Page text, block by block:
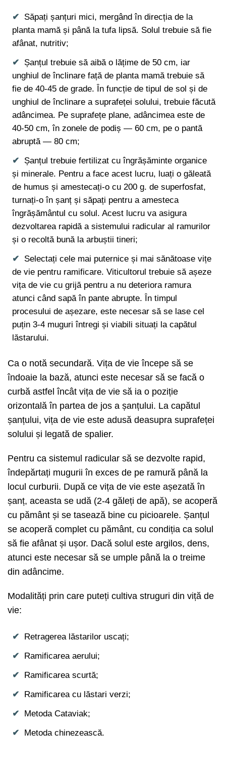
Săpați șanțuri mici, mergând în direcția de la
planta mamă și până la tufa lipsă. Solul trebuie să fie
afânat, nutritiv;
Șanțul trebuie să aibă o lățime de 50 cm, iar
unghiul de înclinare față de planta mamă trebuie să
fie de 40-45 de grade. În funcție de tipul de sol și de
unghiul de înclinare a suprafeței solului, trebuie făcută
adâncimea. Pe suprafețe plane, adâncimea este de
40-50 cm, în zonele de podiș — 60 cm, pe o pantă
abruptă — 80 cm;
Șanțul trebuie fertilizat cu îngrășăminte organice
și minerale. Pentru a face acest lucru, luați o găleată
de humus și amestecați-o cu 200 g. de superfosfat,
turnați-o în șanț și săpați pentru a amesteca
îngrășământul cu solul. Acest lucru va asigura
dezvoltarea rapidă a sistemului radicular al ramurilor
și o recoltă bună la arbuștii tineri;
Selectați cele mai puternice și mai sănătoase vițe
de vie pentru ramificare. Viticultorul trebuie să așeze
vița de vie cu grijă pentru a nu deteriora ramura
atunci când sapă în pante abrupte. În timpul
procesului de așezare, este necesar să se lase cel
puțin 3-4 muguri întregi și viabili situați la capătul
lăstarului.
Ca o notă secundară. Vița de vie începe să se
îndoaie la bază, atunci este necesar să se facă o
curbă astfel încât vița de vie să ia o poziție
orizontală în partea de jos a șanțului. La capătul
șanțului, vița de vie este adusă deasupra suprafeței
solului și legată de spalier.
Pentru ca sistemul radicular să se dezvolte rapid,
îndepărtați mugurii în exces de pe ramură până la
locul curburii. După ce vița de vie este așezată în
șanț, aceasta se udă (2-4 găleți de apă), se acoperă
cu pământ și se tasează bine cu picioarele. Șanțul
se acoperă complet cu pământ, cu condiția ca solul
să fie afânat și ușor. Dacă solul este argilos, dens,
atunci este necesar să se umple până la o treime
din adâncime.
Modalități prin care puteți cultiva struguri din viță de
vie:
Retragerea lăstarilor uscați;
Ramificarea aerului;
Ramificarea scurtă;
Ramificarea cu lăstari verzi;
Metoda Cataviak;
Metoda chinezească.